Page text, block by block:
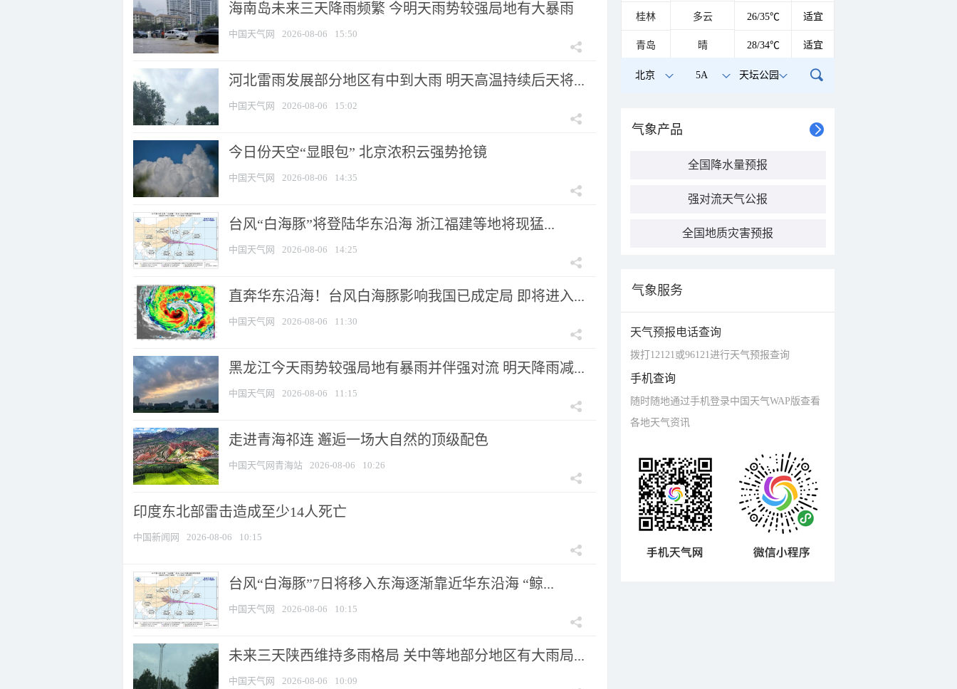
海南岛未来三天降雨频繁 今明天雨势较强局地有大暴雨
中国天气网 2026-08-06 15:50
河北雷雨发展部分地区有中到大雨 明天高温持续后天将...
中国天气网 2026-08-06 15:02
今日份天空“显眼包” 北京浓积云强势抢镜
中国天气网 2026-08-06 14:35
台风“白海豚”将登陆华东沿海 浙江福建等地将现猛...
中国天气网 2026-08-06 14:25
直奔华东沿海！台风白海豚影响我国已成定局 即将进入...
中国天气网 2026-08-06 11:30
黑龙江今天雨势较强局地有暴雨并伴强对流 明天降雨减...
中国天气网 2026-08-06 11:15
走进青海祁连 邂逅一场大自然的顶级配色
中国天气网青海站 2026-08-06 10:26
印度东北部雷击造成至少14人死亡
中国新闻网 2026-08-06 10:15
台风“白海豚”7日将移入东海逐渐靠近华东沿海 “鲸...
中国天气网 2026-08-06 10:15
未来三天陕西维持多雨格局 关中等地部分地区有大雨局...
中国天气网 2026-08-06 10:09
桂林 多云 26/35℃ 适宜
青岛 晴 28/34℃ 适宜
北京 5A 天坛公园
气象产品
全国降水量预报
强对流天气公报
全国地质灾害预报
气象服务
天气预报电话查询
拨打12121或96121进行天气预报查询
手机查询
随时随地通过手机登录中国天气WAP版查看
各地天气资讯